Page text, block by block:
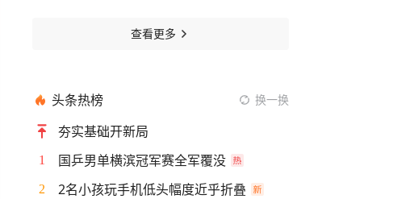
查看更多
头条热榜 换一换
夯实基础开新局
1 国乒男单横滨冠军赛全军覆没
2 2名小孩玩手机低头幅度近乎折叠